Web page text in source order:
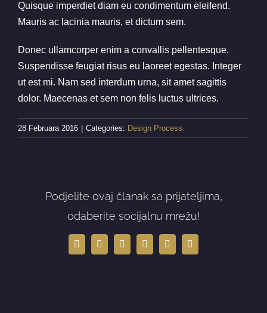
Quisque imperdiet diam eu condimentum eleifend.
Mauris ac lacinia mauris, et dictum sem.
Donec ullamcorper enim a convallis pellentesque.
Suspendisse feugiat risus eu laoreet egestas. Integer
ut est mi. Nam sed interdum urna, sit amet sagittis
dolor. Maecenas et sem non felis luctus ultrices.
28 Februara 2016 Categories: Design Process
Podjelite ovaj članak sa prijateljima,
odaberite socijalnu mrežu!
Facebook
X LinkedInWhatsAppTumblrEmail